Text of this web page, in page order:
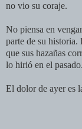
no vio su coraje.
No piensa en
parte de su historia.
que sus hazañas
lo hirió en el pasado.
El dolor de ayer es